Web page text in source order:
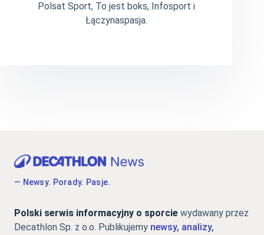
Polsat Sport, To jest boks, Infosport i
Łączynaspasja.
— Newsy. Porady. Pasje.
Polski serwis informacyjny o sporcie wydawany przez
Decathlon Sp. z o.o. Publikujemy newsy, analizy,